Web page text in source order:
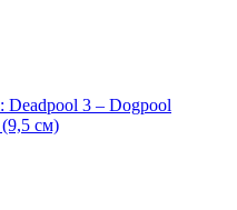
Deadpool 3 – Dogpool
см)